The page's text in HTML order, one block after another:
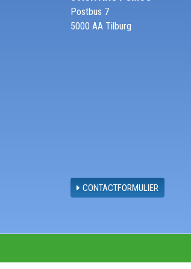
Postbus 7
5000 AA Tilburg
CONTACTFORMULIER